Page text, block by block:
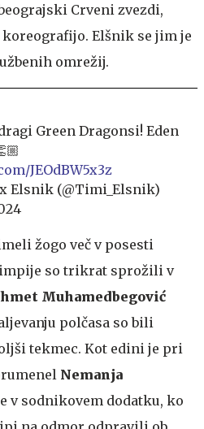
Crveni zvezdi,
Elšnik se jim je
omrežij.
Green Dragonsi! Eden
JEOdBW5x3z
Elsnik (@Timi_Elsnik)
žogo več v posesti
so trikrat sprožili v
Muhamedbegović
polčasa so bili
tekmec. Kot edini je pri
Nemanja
v sodnikovem dodatku, ko